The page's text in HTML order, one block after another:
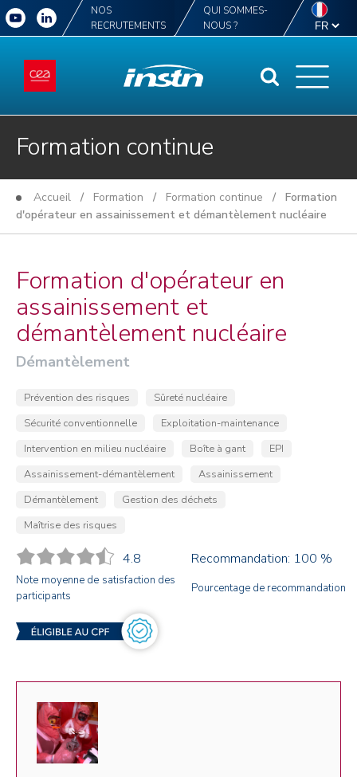
NOS
RECRUTEMENTS
QUI SOMMES-
NOUS ?
Formation continue
Accueil / Formation / Formation continue / Formation
d'opérateur en assainissement et démantèlement nucléaire
Formation d'opérateur en
assainissement et
démantèlement nucléaire
Démantèlement
Prévention des risques
Sûreté nucléaire
Sécurité conventionnelle
Exploitation-maintenance
Intervention en milieu nucléaire
Boîte à gant
EPI
Assainissement-démantèlement
Assainissement
Démantèlement
Gestion des déchets
Maîtrise des risques
4.8 Recommandation: 100 %
Note moyenne de satisfaction des
participants
Pourcentage de recommandation